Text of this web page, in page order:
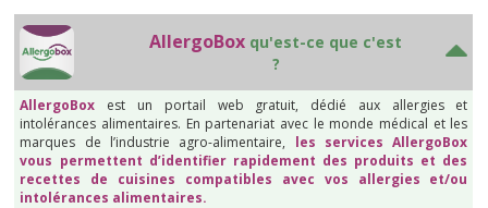
AllergoBox qu'est-ce que c'est
?
AllergoBox est un portail web gratuit, dédié aux allergies et
intolérances alimentaires. En partenariat avec le monde médical et les
marques de l’industrie agro-alimentaire, les services AllergoBox
vous permettent d’identifier rapidement des produits et des
recettes de cuisines compatibles avec vos allergies et/ou
intolérances alimentaires.